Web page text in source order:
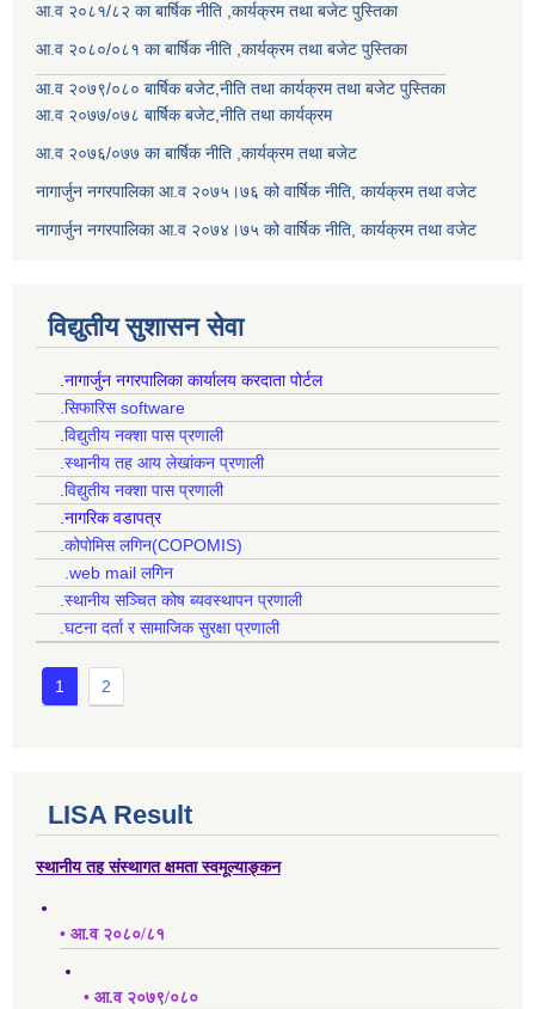
आ.व २०८१/८२ का बार्षिक नीति ,कार्यक्रम तथा बजेट पुस्तिका
आ.व २०८०/०८१ का बार्षिक नीति ,कार्यक्रम तथा बजेट पुस्तिका
आ.व २०७९/०८० बार्षिक बजेट,नीति तथा कार्यक्रम तथा बजेट पुस्तिका
आ.व २०७७/०७८ बार्षिक बजेट,नीति तथा कार्यक्रम
आ.व २०७६/०७७ का बार्षिक नीति ,कार्यक्रम तथा बजेट
नागार्जुन नगरपालिका आ.व २०७५।७६ को वार्षिक नीति, कार्यक्रम तथा वजेट
नागार्जुन नगरपालिका आ.व २०७४।७५ को वार्षिक नीति, कार्यक्रम तथा वजेट
विद्युतीय सुशासन सेवा
.नागार्जुन नगरपालिका कार्यालय करदाता पोर्टल
.सिफारिस software
.विद्युतीय नक्शा पास प्रणाली
.स्थानीय तह आय लेखांकन प्रणाली
.विद्युतीय नक्शा पास प्रणाली
.नागरिक वडापत्र
.कोपोमिस लगिन(COPOMIS)
.web mail लगिन
.स्थानीय सञ्चित कोष ब्यवस्थापन प्रणाली
.घटना दर्ता र सामाजिक सुरक्षा प्रणाली
1 2
LISA Result
स्थानीय तह संस्थागत क्षमता स्वमूल्याङ्कन
• आ.व २०८०/८१
• आ.व २०७९/०८०